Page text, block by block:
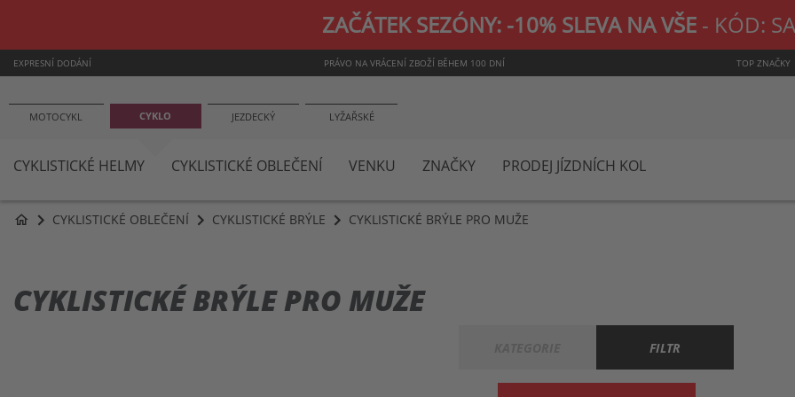
ZAČÁTEK SEZÓNY: -10% SLEVA NA VŠE - KÓD:
EXPRESNÍ DODÁNÍ PRÁVO NA VRÁCENÍ ZBOŽÍ BĚHEM 100 DNÍ TOP ZNAČKY
MOTOCYKL CYKLO JEZDECKÝ LYŽAŘSKÉ
CYKLISTICKÉ HELMY CYKLISTICKÉ OBLEČENÍ VENKU ZNAČKY PRODEJ JÍZDNÍCH KOL
home CYKLISTICKÉ OBLEČENÍ CYKLISTICKÉ BRÝLE CYKLISTICKÉ BRÝLE PRO MUŽE
CYKLISTICKÉ BRÝLE PRO MUŽE
FILTR